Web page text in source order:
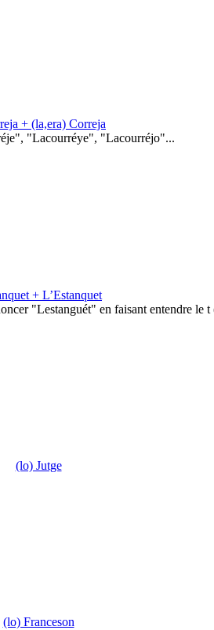
+ (la,era) Correja
"Lacourréye", "Lacourréjo"...
+ L’Estanquet
"Lestanguét" en faisant entendre le
(lo) Jutge
(lo) Franceson